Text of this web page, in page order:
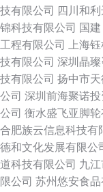
技有限公司
四川和
锦科技有限公司 国
工程有限公司
上海
技有限公司 深圳晶璨
技有限公司 扬中市天
公司 深圳前海聚诺
公司 衡水盛飞亚脚轮
合肥族云信息科技有
德和文化发展有限公
道科技有限公司 九
限公司 苏州悠安食品